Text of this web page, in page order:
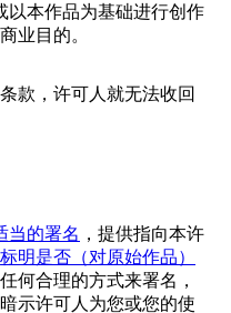
本作品为基础进行创作
业目的。
款，许可人就无法收回
当的署名 ，提供指向本许
标明是否（对原始作品）
何合理的方式来署名，
示许可人为您或您的使